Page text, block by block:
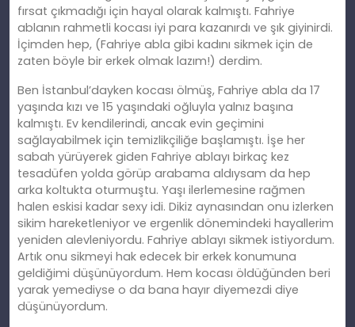
fırsat çıkmadığı için hayal olarak kalmıştı. Fahriye
ablanın rahmetli kocası iyi para kazanırdı ve şık giyinirdi.
İçimden hep, (Fahriye abla gibi kadını sikmek için de
zaten böyle bir erkek olmak lazım!) derdim.
Ben İstanbul’dayken kocası ölmüş, Fahriye abla da 17
yaşında kızı ve 15 yaşındaki oğluyla yalnız başına
kalmıştı. Ev kendilerindi, ancak evin geçimini
sağlayabilmek için temizlikçiliğe başlamıştı. İşe her
sabah yürüyerek giden Fahriye ablayı birkaç kez
tesadüfen yolda görüp arabama aldıysam da hep
arka koltukta oturmuştu. Yaşı ilerlemesine rağmen
halen eskisi kadar sexy idi. Dikiz aynasından onu izlerken
sikim hareketleniyor ve ergenlik dönemindeki hayallerim
yeniden alevleniyordu. Fahriye ablayı sikmek istiyordum.
Artık onu sikmeyi hak edecek bir erkek konumuna
geldiğimi düşünüyordum. Hem kocası öldüğünden beri
yarak yemediyse o da bana hayır diyemezdi diye
düşünüyordum.